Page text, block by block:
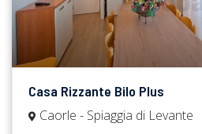
Casa Rizzante Bilo Plus
Caorle - Spiaggia di Levante